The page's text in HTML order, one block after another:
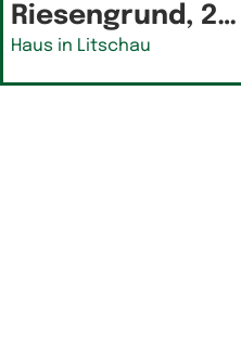
Riesengrund, 2…
Haus in Litschau